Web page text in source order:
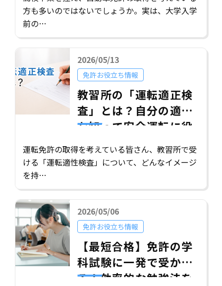
方も多いのではないでしょうか。実は、大学入学
前の…
2026/05/13
免許お役立ち情報
教習所の「運転適正検
査」とは？自分の適性
を知って安全運転に役
運転免許の取得を考えている皆さん、教習所で受
ける「運転適性検査」について、どんなイメージ
を持…
2026/05/06
免許お役立ち情報
【最短合格】免許の学
科試験に一発で受か
る！効率的な勉強法を